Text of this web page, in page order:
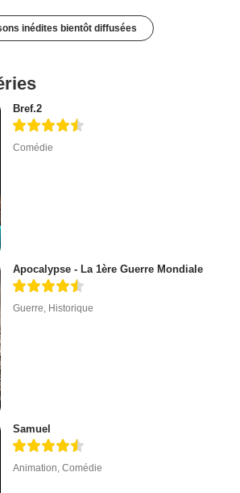
inédites bientôt diffusées
Bref.2
Comédie
Apocalypse - La 1ère Guerre Mondiale
Guerre Historique
Samuel
Animation,Comédie